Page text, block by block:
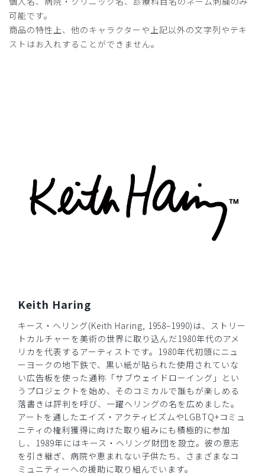
可能です。
商品の特性上、他のキャラクターや上記以外の文字列やテキ
ストはお入れすることができません。
Keith Haring
キース・ヘリング(Keith Haring, 1958–1990)は、ストリー
トカルチャーを美術の世界に取り込んだ1980年代のアメ
リカを代表するアーティストです。1980年代初頭にニュ
ーヨークの地下鉄で、黒い紙が貼られた使用されていな
い広告板を使った通称「サブウェイドローイング」とい
うプロジェクトを始め、そのコミカルで誰もが楽しめる
落書きは評判を呼び、一躍ヘリングの名を広めました。
アートを通したエイズ・アクティビズムやLGBTQ+コミュ
ニティの権利獲得に向けた取り組みにも積極的に参加
し、1989年にはキース・ヘリング財団を設立。彼の意志
を引き継ぎ、病院や恵まれない子供たち、さまざまなコ
ミュニティーへの援助に取り組んでいます。